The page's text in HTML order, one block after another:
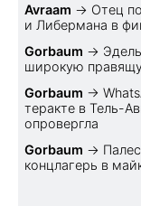
Avraam → Отец
и Либермана в
Gorbaum →
широкую
Gorbaum →
теракте в Тель-
опровергла
Gorbaum →
концлагерь в